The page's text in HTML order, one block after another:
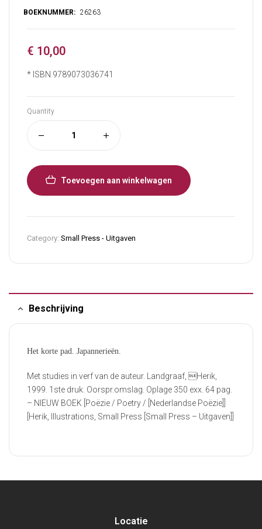
€ 10,00
* ISBN 9789073036741
Quantity
Toevoegen aan winkelwagen
Category: Small Press - Uitgaven
Beschrijving
Het korte pad. Japannerieën.
Met studies in verf van de auteur. Landgraaf, Herik,
1999. 1ste druk. Oorspr.omslag. Oplage 350 exx. 64 pag.
– NIEUW BOEK [Poëzie / Poetry / [Nederlandse Poëzie]]
[Herik, Illustrations, Small Press [Small Press – Uitgaven]]
Locatie